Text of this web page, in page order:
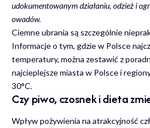
udokumentowanym działaniu, odzież i
owadów.
Ciemne ubrania są szczególnie
Informacje o tym, gdzie w Polsce
temperatury, można zestawić z
najcieplejsze miasta w Polsce i
30°C.
Czy piwo, czosnek i dieta
Wpływ pożywienia na atrakcyjność